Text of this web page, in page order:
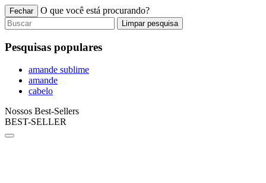
Fechar O que você está procurando?
Limpar pesquisa
Pesquisas populares
amande sublime
amande
cabelo
Nossos Best-Sellers
BEST-SELLER